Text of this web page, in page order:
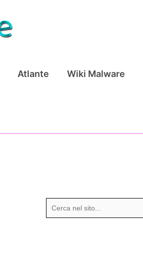
Atlante Wiki Malware